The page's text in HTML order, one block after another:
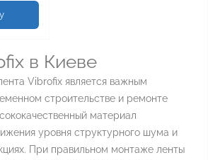
в Киеве
Vibrofix является важным
строительстве и ремонте
материал
уровня структурного шума и
При правильном монтаже ленты